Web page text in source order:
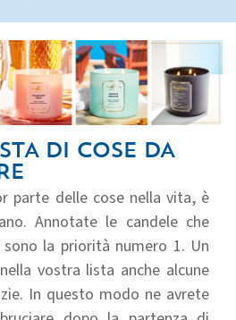
DI COSE DA
parte delle cose nella vita, è
Annotate le candele che
la priorità numero 1. Un
vostra lista anche alcune
In questo modo ne avrete